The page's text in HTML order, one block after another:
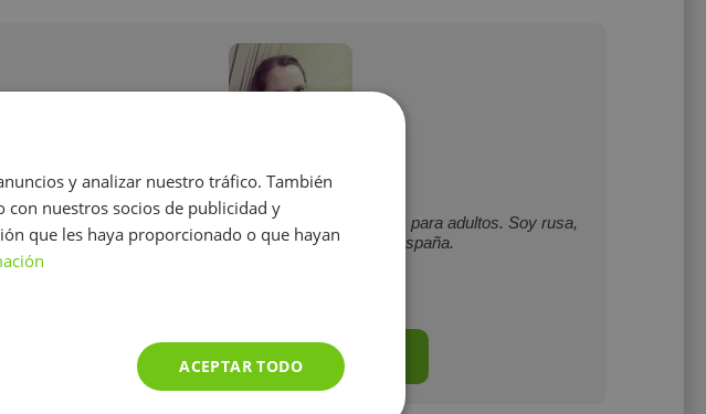
Ekaterina Krylova
Profesora particular de ruso y castellano (niveles a1-b2) para adultos. Soy rusa,
con 5 años de experiencia laboral en España.
Mostrar perfil
y analizar nuestro tráfico. También
nuestros socios de publicidad y
que les haya proporcionado o que hayan
ACEPTAR TODO